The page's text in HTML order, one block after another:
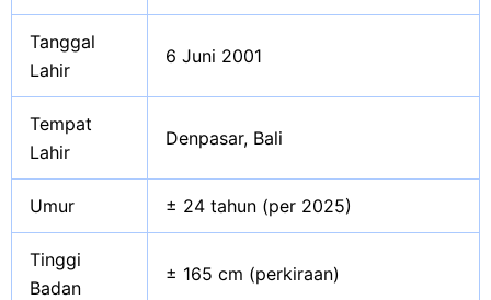
Tanggal
Lahir
6 Juni 2001
Tempat
Lahir
Denpasar, Bali
Umur ± 24 tahun (per 2025)
Tinggi
Badan
± 165 cm (perkiraan)